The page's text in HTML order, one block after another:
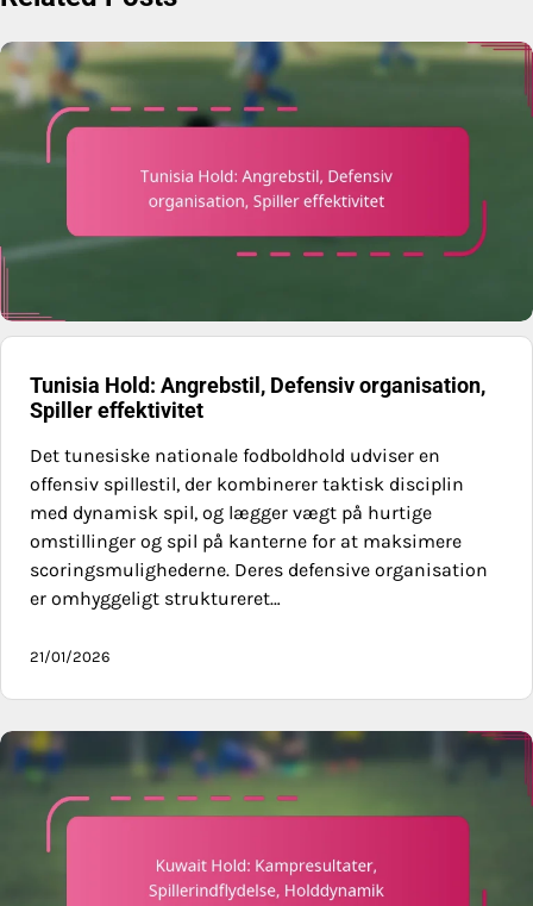
Tunisia Hold: Angrebstil, Defensiv organisation,
Spiller effektivitet
Det tunesiske nationale fodboldhold udviser en
offensiv spillestil, der kombinerer taktisk disciplin
med dynamisk spil, og lægger vægt på hurtige
omstillinger og spil på kanterne for at maksimere
scoringsmulighederne. Deres defensive organisation
er omhyggeligt struktureret…
21/01/2026